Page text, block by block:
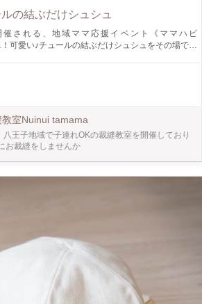
の結ぶだけシュシュ
される、地域ママ応援イベント《ママハピ
可愛い♪チュールの結ぶだけシュシュをその場で製
かわ色で娘ちゃんに…シック
さまのご参加をお待ちしてお
教室Nuinui tamama
八王子地域で子連れOKの裁縫教室を開催しており
お裁縫をしませんか